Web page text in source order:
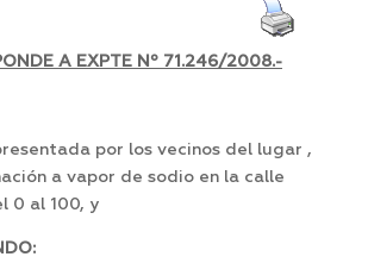
A EXPTE Nº 71.246/2008.-
por los vecinos del lugar ,
a vapor de sodio en la calle
0 al 100, y